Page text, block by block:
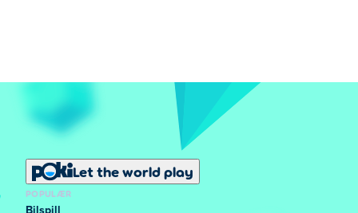
kontroller.
Utfordre andre spillere
Du konkurrerer ved å sammenligne runder i stedet for
å kjøre side om side.
Spøkelsesrepriser og tider på poengtavlen viser hvordan
Let the world play
POPULÆR
Bilspill